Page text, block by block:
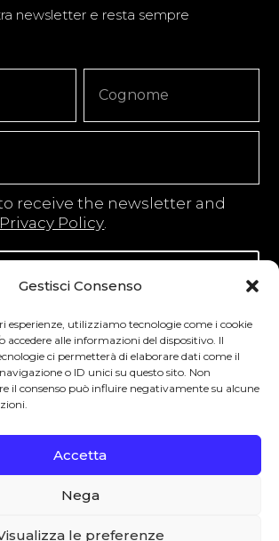
Gestisci Consenso
esperienze, utilizziamo tecnologie come i cookie
accedere alle informazioni del dispositivo. Il
ci permetterà di elaborare dati come il
o ID unici su questo sito. Non
il consenso può influire negativamente su alcune
Accetta
Nega
le preferenze
newsletter e resta sempre
receive the newsletter and
Privacy Policy.
Iscriviti alla newsletter
invita al consumo responsabile.
di bevande alcoliche è vietata ai
residenza. L’abuso di alcol è
pericoloso per la salute.